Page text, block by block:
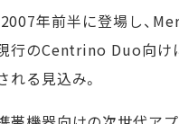
年前半に登場し、
行のCentrino Duo向け
る見込み。